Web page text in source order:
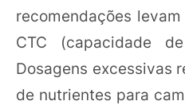
recomendações
CTC (capacidade
Dosagens excessivas
de nutrientes para